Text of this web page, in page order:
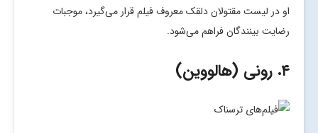
او در لیست مقتولان دلقک معروف فیلم قرار می‌گیرد، موجبات
رضایت بینندگان فراهم می‌شود.
۴. رونی (هالووین)